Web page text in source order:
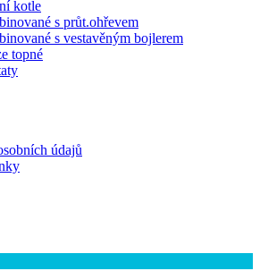
kotle
s průt.ohřevem
s vestavěným bojlerem
topné
údajů